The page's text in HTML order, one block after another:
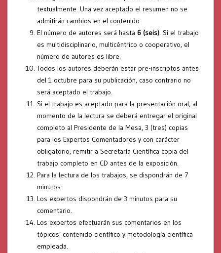
textualmente. Una vez aceptado el resumen no se
admitirán cambios en el contenido
El número de autores será hasta 6 (seis). Si el trabajo
es multidisciplinario, multicéntrico o cooperativo, el
número de autores es libre.
Todos los autores deberán estar pre-inscriptos antes
del 1 octubre para su publicación, caso contrario no
será aceptado el trabajo.
Si el trabajo es aceptado para la presentación oral, al
momento de la lectura se deberá entregar el original
completo al Presidente de la Mesa, 3 (tres) copias
para los Expertos Comentadores y con carácter
obligatorio, remitir a Secretaría Científica copia del
trabajo completo en CD antes de la exposición.
Para la lectura de los trabajos, se dispondrán de 7
minutos.
Los expertos dispondrán de 3 minutos para su
comentario.
Los expertos efectuarán sus comentarios en los
tópicos: contenido científico y metodología científica
empleada.